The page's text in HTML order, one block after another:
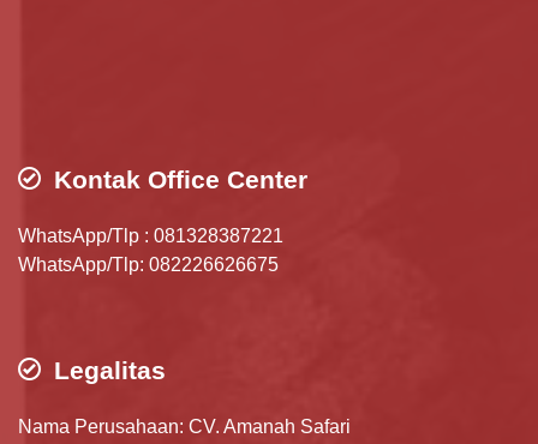
Kontak Office Center
WhatsApp/Tlp : 081328387221
WhatsApp/Tlp: 082226626675
Legalitas
Nama Perusahaan: CV. Amanah Safari